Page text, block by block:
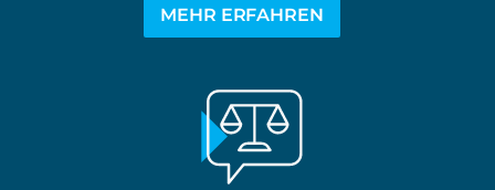
MEHR ERFAHREN